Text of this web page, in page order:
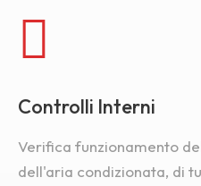
Controlli Interni
Verifica funzionamento
dell'aria condizionata, di